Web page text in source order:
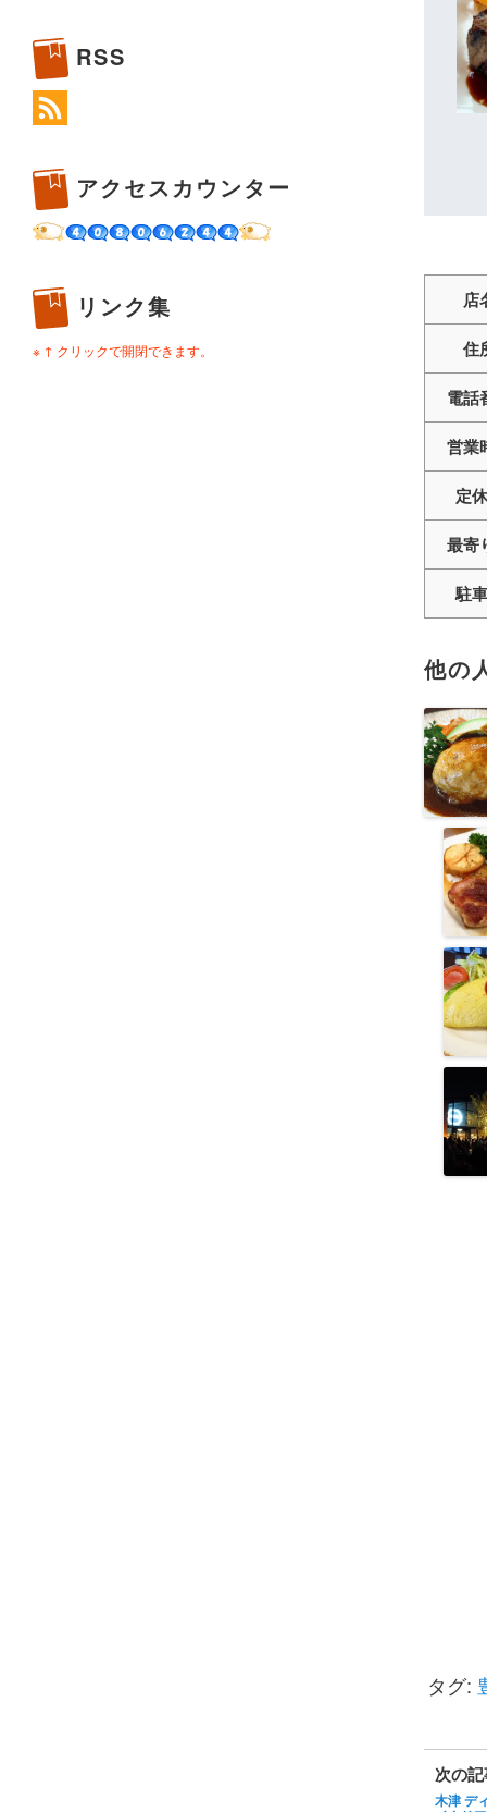
店
住
電話
営業
定
最寄
駐
他の
タグ:
次の
木津 デ
RSS
アクセスカウンター
リンク集
※ ↑ クリックで開閉できます。